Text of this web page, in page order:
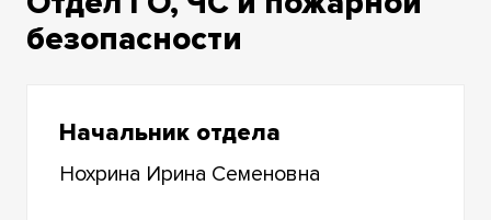
безопасности
Начальник отдела
Нохрина Ирина Семеновна